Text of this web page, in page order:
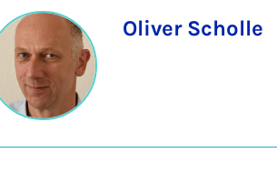
Oliver Scholle